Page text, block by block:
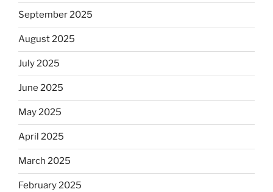
September 2025
August 2025
July 2025
June 2025
May 2025
April 2025
March 2025
February 2025